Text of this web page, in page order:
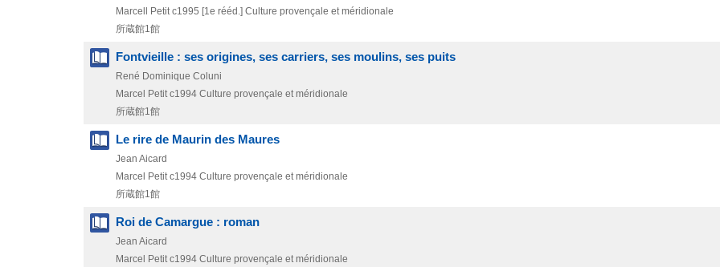
Marcell Petit c1995 [1e rééd.] Culture provençale et méridionale
所蔵館1館
Fontvieille : ses origines, ses carriers, ses moulins, ses puits
René Dominique Coluni
Marcel Petit c1994 Culture provençale et méridionale
所蔵館1館
Le rire de Maurin des Maures
Jean Aicard
Marcel Petit c1994 Culture provençale et méridionale
所蔵館1館
Roi de Camargue : roman
Jean Aicard
Marcel Petit c1994 Culture provençale et méridionale